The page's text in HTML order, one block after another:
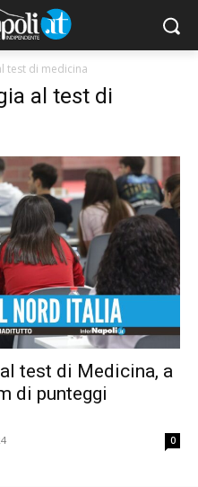
test di medicina
al test di
test di Medicina, a
di punteggi
0